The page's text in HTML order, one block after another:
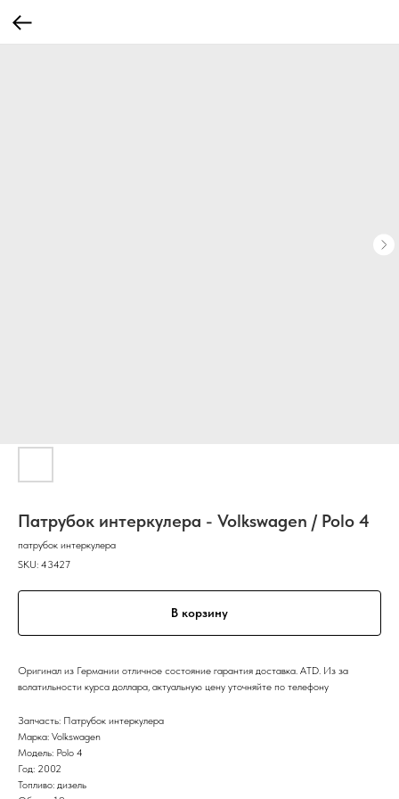
Патрубок интеркулера - Volkswagen / Polo 4
патрубок интеркулера
SKU: 43427
В корзину
Оригинал из Германии отличное состояние гарантия доставка. ATD. Из за
волатильности курса доллара, актуальную цену уточняйте по телефону
Запчасть: Патрубок интеркулера
Марка: Volkswagen
Модель: Polo 4
Год: 2002
Топливо: дизель